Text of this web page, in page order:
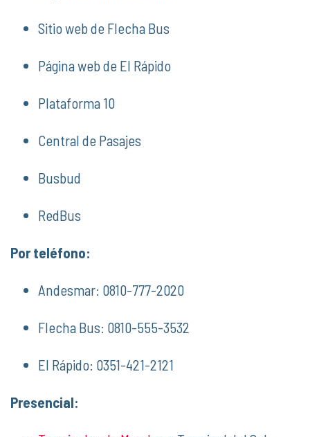
Sitio web de Flecha Bus
Página web de El Rápido
Plataforma 10
Central de Pasajes
Busbud
RedBus
Por teléfono:
Andesmar: 0810-777-2020
Flecha Bus: 0810-555-3532
El Rápido: 0351-421-2121
Presencial: